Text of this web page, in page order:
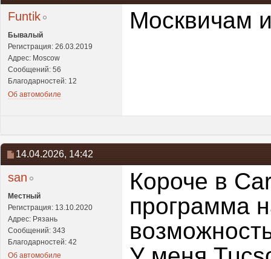
Funtik
Бывалый
Регистрация: 26.03.2019
Адрес: Moscow
Сообщений: 56
Благодарностей: 12
Об автомобиле
Москвичам
14.04.2026, 14:42
san
Местный
Регистрация: 13.10.2020
Адрес: Рязань
Сообщений: 343
Благодарностей: 42
Об автомобиле
Короче в
программа